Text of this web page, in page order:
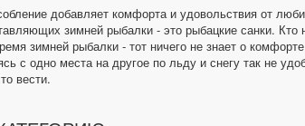
добавляет комфорта и удовольствия от
зимней рыбалки - это рыбацкие санки. Кто
зимней рыбалки - тот ничего не знает о
с одно места на другое по льду и снегу так не
вести.